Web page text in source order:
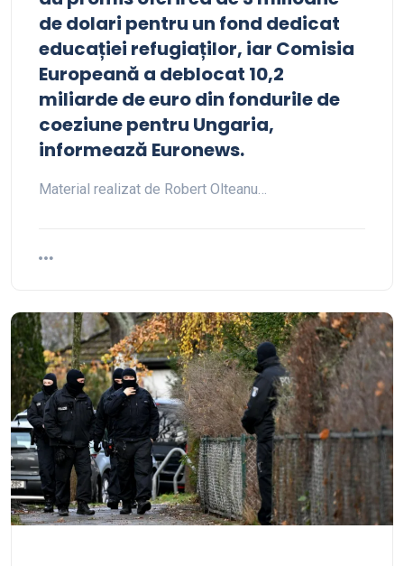
de dolari pentru un fond dedicat
educației refugiaților, iar Comisia
Europeană a deblocat 10,2
miliarde de euro din fondurile de
coeziune pentru Ungaria,
informează Euronews.
Material realizat de Robert Olteanu…